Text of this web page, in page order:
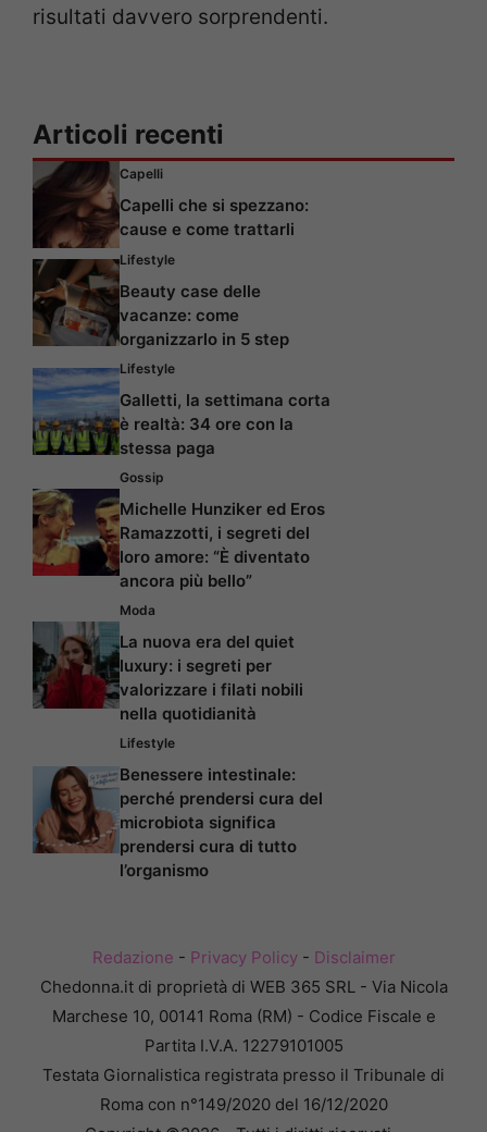
risultati davvero sorprendenti.
Articoli recenti
Capelli
Capelli che si spezzano:
cause e come trattarli
Lifestyle
Beauty case delle
vacanze: come
organizzarlo in 5 step
Lifestyle
Galletti, la settimana corta
è realtà: 34 ore con la
stessa paga
Gossip
Michelle Hunziker ed Eros
Ramazzotti, i segreti del
loro amore: “È diventato
ancora più bello”
Moda
La nuova era del quiet
luxury: i segreti per
valorizzare i filati nobili
nella quotidianità
Lifestyle
Benessere intestinale:
perché prendersi cura del
microbiota significa
prendersi cura di tutto
l’organismo
Redazione - Privacy Policy- Disclaimer
Chedonna.it di proprietà di WEB 365 SRL - Via Nicola
Marchese 10, 00141 Roma (RM) - Codice Fiscale e
Partita I.V.A. 12279101005
Testata Giornalistica registrata presso il Tribunale di
Roma con n°149/2020 del 16/12/2020